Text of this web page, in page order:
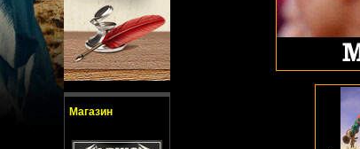
Магазин